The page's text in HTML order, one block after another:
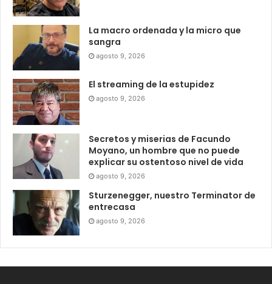
La macro ordenada y la micro que
sangra
agosto 9, 2026
El streaming de la estupidez
agosto 9, 2026
Secretos y miserias de Facundo
Moyano, un hombre que no puede
explicar su ostentoso nivel de vida
agosto 9, 2026
Sturzenegger, nuestro Terminator de
entrecasa
agosto 9, 2026